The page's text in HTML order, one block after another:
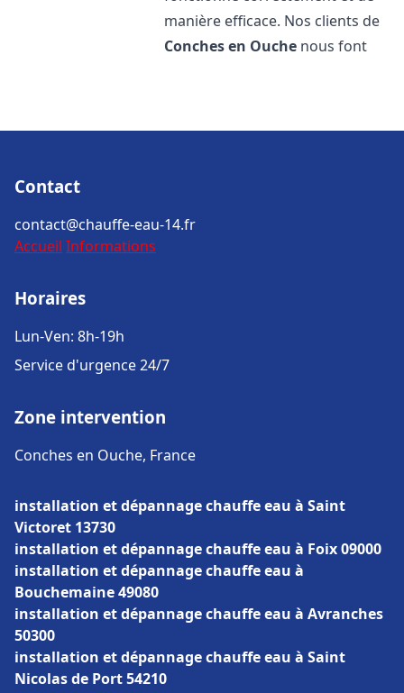
manière efficace. Nos clients de
Conches en Ouche nous font
Contact
contact@chauffe-eau-14.fr
Accueil Informations
Horaires
Lun-Ven: 8h-19h
Service d'urgence 24/7
Zone intervention
Conches en Ouche, France
installation et dépannage chauffe eau à Saint
Victoret 13730
installation et dépannage chauffe eau à Foix 09000
installation et dépannage chauffe eau à
Bouchemaine 49080
installation et dépannage chauffe eau à Avranches
50300
installation et dépannage chauffe eau à Saint
Nicolas de Port 54210